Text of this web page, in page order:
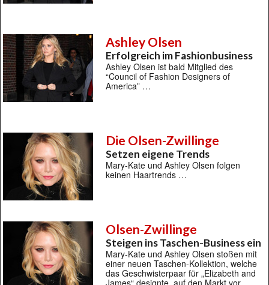
Ashley Olsen
Erfolgreich im Fashionbusiness
Ashley Olsen ist bald Mitglied des
“Council of Fashion Designers of
America” …
Die Olsen-Zwillinge
Setzen eigene Trends
Mary-Kate und Ashley Olsen folgen
keinen Haartrends …
Olsen-Zwillinge
Steigen ins Taschen-Business ein
Mary-Kate und Ashley Olsen stoßen mit
einer neuen Taschen-Kollektion, welche
das Geschwisterpaar für „Elizabeth and
James“ designte, auf den Markt vor …